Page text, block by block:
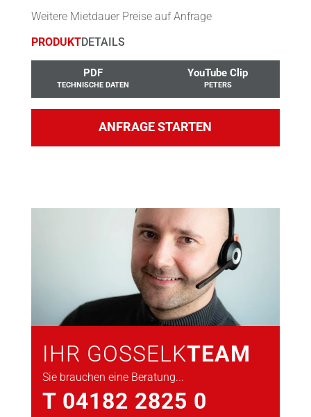
Weitere Mietdauer Preise auf Anfrage
PRODUKTDETAILS
PDF
TECHNISCHE DATEN
YouTube Clip
PETERS
ANFRAGE STARTEN
IHR GOSSELKTEAM
Sie brauchen eine Beratung...
T 04182 2825 0